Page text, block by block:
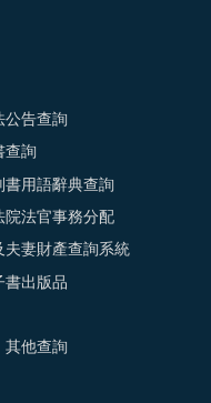
公告查詢
查詢
書用語辭典查詢
院法官事務分配
夫妻財產查詢系統
書出版品
其他查詢